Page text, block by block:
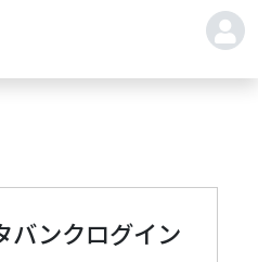
バンクログイン